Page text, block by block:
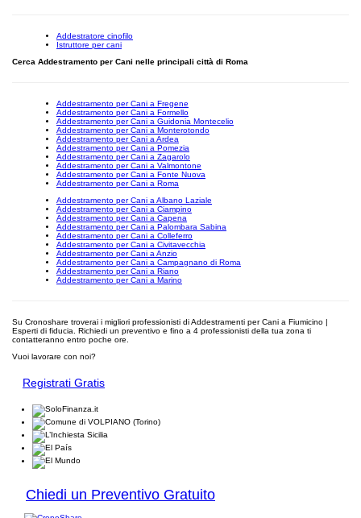
Addestratore cinofilo
Istruttore per cani
Cerca Addestramento per Cani nelle principali città di Roma
Addestramento per Cani a Fregene
Addestramento per Cani a Formello
Addestramento per Cani a Guidonia Montecelio
Addestramento per Cani a Monterotondo
Addestramento per Cani a Ardea
Addestramento per Cani a Pomezia
Addestramento per Cani a Zagarolo
Addestramento per Cani a Valmontone
Addestramento per Cani a Fonte Nuova
Addestramento per Cani a Roma
Addestramento per Cani a Albano Laziale
Addestramento per Cani a Ciampino
Addestramento per Cani a Capena
Addestramento per Cani a Palombara Sabina
Addestramento per Cani a Colleferro
Addestramento per Cani a Civitavecchia
Addestramento per Cani a Anzio
Addestramento per Cani a Campagnano di Roma
Addestramento per Cani a Riano
Addestramento per Cani a Marino
Su Cronoshare troverai i migliori professionisti di Addestramenti per Cani a Fiumicino |
Esperti di fiducia. Richiedi un preventivo e fino a 4 professionisti della tua zona ti
contatteranno entro poche ore.
Vuoi lavorare con noi?
Registrati Gratis
Chiedi un Preventivo Gratuito